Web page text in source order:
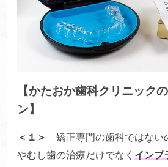
【かたおか歯科クリニック
ン】
＜１＞
矯正専門の歯科ではない
やむし歯の治療だけでなく インプ